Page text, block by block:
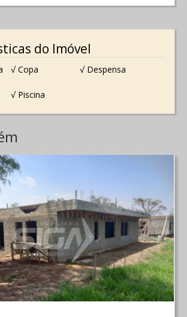
do Imóvel
√ Copa
√ Despensa
√ Piscina